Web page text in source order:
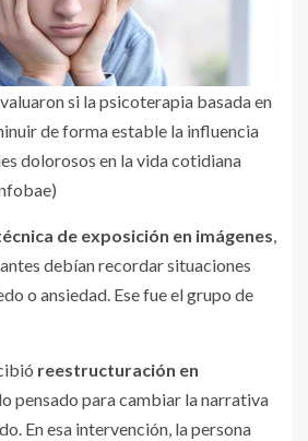
si la psicoterapia basada en
de forma estable la influencia
dolorosos en la vida cotidiana
de exposición en imágenes,
debían recordar situaciones
o ansiedad. Ese fue el grupo de
reestructuración en
pensado para cambiar la narrativa
En esa intervención, la persona